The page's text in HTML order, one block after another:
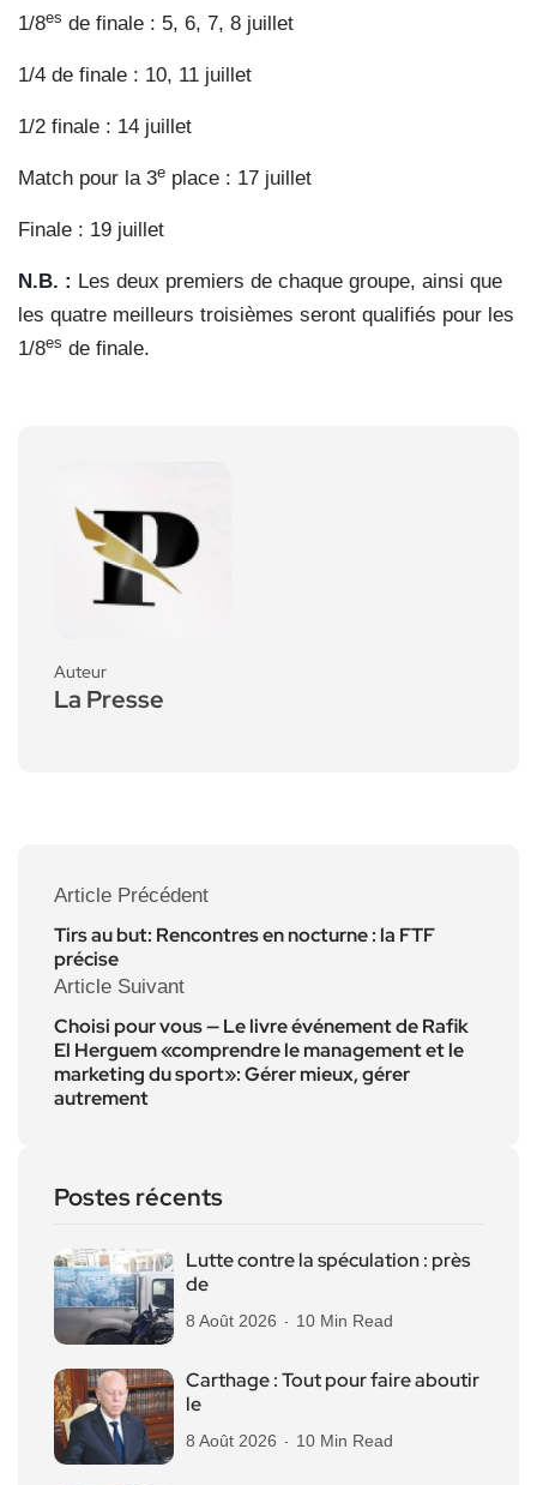
1/8es de finale : 5, 6, 7, 8 juillet
1/4 de finale : 10, 11 juillet
1/2 finale : 14 juillet
Match pour la 3e place : 17 juillet
Finale : 19 juillet
N.B. : Les deux premiers de chaque groupe, ainsi que
les quatre meilleurs troisièmes seront qualifiés pour les
1/8es de finale.
Auteur
La Presse
Article Précédent
Tirs au but: Rencontres en nocturne : la FTF
précise
Article Suivant
Choisi pour vous — Le livre événement de Rafik
El Herguem «comprendre le management et le
marketing du sport»: Gérer mieux, gérer
autrement
Postes récents
Lutte contre la spéculation : près
de
8 Août 2026 10 Min Read
Carthage : Tout pour faire aboutir
le
8 Août 2026 10 Min Read